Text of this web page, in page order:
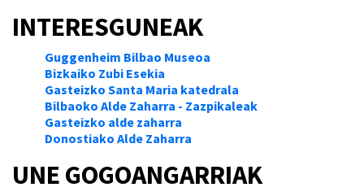
INTERESGUNEAK
Guggenheim Bilbao Museoa
Bizkaiko Zubi Esekia
Gasteizko Santa Maria katedrala
Bilbaoko Alde Zaharra - Zazpikaleak
Gasteizko alde zaharra
Donostiako Alde Zaharra
UNE GOGOANGARRIAK